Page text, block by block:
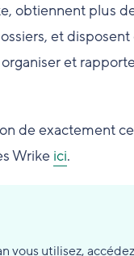
obtiennent plus
et disposent
et
de exactement
Wrike ici.
vous utilisez, accédez